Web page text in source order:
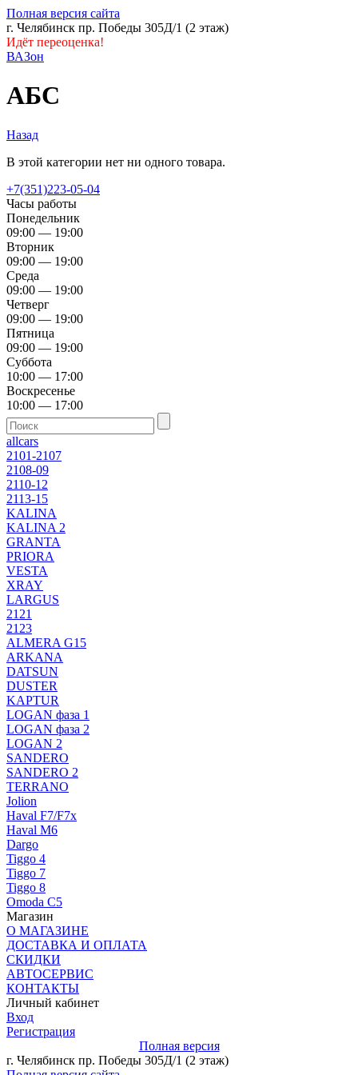
Полная версия сайта
г. Челябинск пр. Победы 305Д/1 (2 этаж)
Идёт переоценка!
ВАЗон
АБС
Назад
В этой категории нет ни одного товара.
+7(351)223-05-04
Часы работы
Понедельник
09:00 — 19:00
Вторник
09:00 — 19:00
Среда
09:00 — 19:00
Четверг
09:00 — 19:00
Пятница
09:00 — 19:00
Суббота
10:00 — 17:00
Воскресенье
10:00 — 17:00
allcars
2101-2107
2108-09
2110-12
2113-15
KALINA
KALINA 2
GRANTA
PRIORA
VESTA
XRAY
LARGUS
2121
2123
ALMERA G15
ARKANA
DATSUN
DUSTER
KAPTUR
LOGAN фаза 1
LOGAN фаза 2
LOGAN 2
SANDERO
SANDERO 2
TERRANO
Jolion
Haval F7/F7x
Haval M6
Dargo
Tiggo 4
Tiggo 7
Tiggo 8
Omoda C5
Магазин
О МАГАЗИНЕ
ДОСТАВКА И ОПЛАТА
СКИДКИ
АВТОСЕРВИС
КОНТАКТЫ
Личный кабинет
Вход
Регистрация
Полная версия
г. Челябинск пр. Победы 305Д/1 (2 этаж)